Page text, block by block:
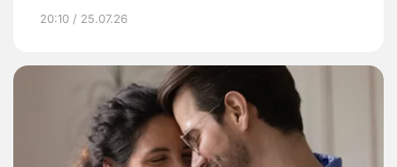
20:10 / 25.07.26